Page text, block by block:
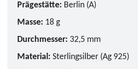
Prägestätte: Berlin (A)
Masse: 18 g
Durchmesser: 32,5 mm
Material: Sterlingsilber (Ag 925)